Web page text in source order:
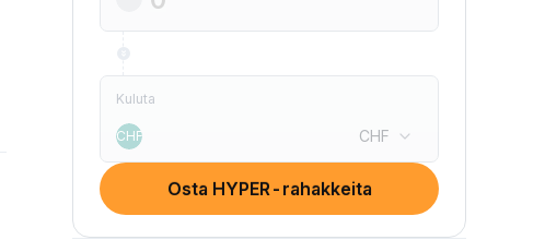
Kuluta
CHF CHF
Osta HYPER-rahakkeita